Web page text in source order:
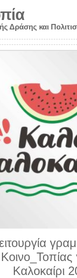
Δράσης και
Κοινο_Τοπίας
Καλοκαίρι